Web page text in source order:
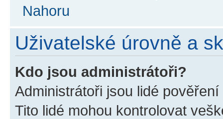
Nahoru
Uživatelské úrovně a
Kdo jsou administrátoři?
Administrátoři jsou lidé
Tito lidé mohou kontrolovat